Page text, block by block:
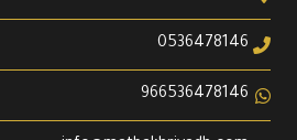
0536478146
966536478146